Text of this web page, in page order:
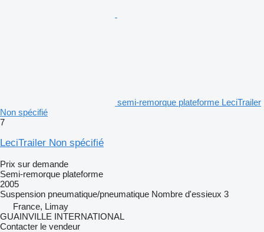
semi-remorque plateforme LeciTrailer
Non spécifié
7
LeciTrailer Non spécifié
Prix sur demande
Semi-remorque plateforme
2005
Suspension pneumatique/pneumatique Nombre d'essieux 3
France, Limay
GUAINVILLE INTERNATIONAL
Contacter le vendeur